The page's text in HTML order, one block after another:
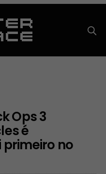
Ops 3
é
no